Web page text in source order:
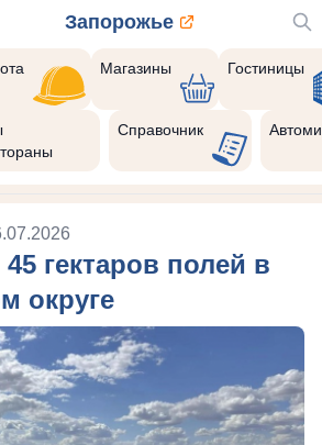
Запорожье
Магазины Гостиницы
Справочник
гектаров полей в
округе